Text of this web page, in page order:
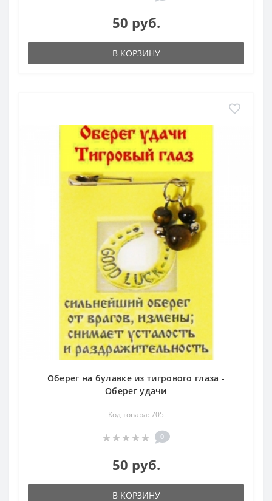
50 руб.
В КОРЗИНУ
Оберег на булавке из тигрового глаза -
Оберег удачи
Код товара: 705
0
50 руб.
В КОРЗИНУ